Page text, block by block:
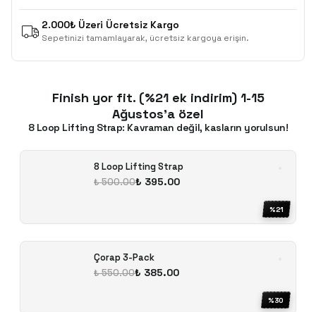
2.000₺ Üzeri Ücretsiz Kargo
Sepetinizi tamamlayarak, ücretsiz kargoya erişin.
Finish yor fit. (%21 ek indirim) 1-15
Ağustos'a özel
8 Loop Lifting Strap: Kavraman değil, kasların yorulsun!
8 Loop Lifting Strap
₺ 500.00₺ 395.00
%21
Çorap 3-Pack
₺ 550.00₺ 385.00
%30